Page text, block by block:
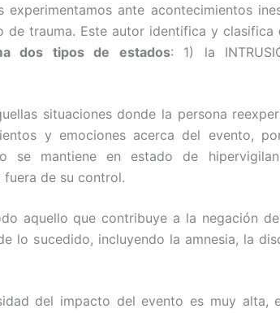
experimentamos ante acontecimientos
de trauma. Este autor identifica y clasifica
dos tipos de estados: 1) la
situaciones donde la persona
y emociones acerca del evento,
se mantiene en estado de
de su control.
aquello que contribuye a la negación
lo sucedido, incluyendo la amnesia, la
del impacto del evento es muy alta,